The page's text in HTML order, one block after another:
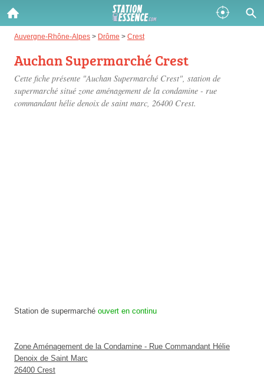
Auvergne-Rhône-Alpes > Drôme > Crest
Auchan Supermarché Crest
Cette fiche présente "Auchan Supermarché Crest", station de
supermarché situé zone aménagement de la condamine - rue
commandant hélie denoix de saint marc, 26400 Crest.
Station de supermarché ouvert en continu
Zone Aménagement de la Condamine - Rue Commandant Hélie
Denoix de Saint Marc
26400 Crest
Gazole :
Disponible Épuisé
SP 98 :
Disponible Épuisé